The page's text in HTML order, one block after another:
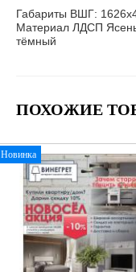
Габариты ВШГ:
Материал ЛДСП
тёмный
ПОХОЖИЕ
Новинка